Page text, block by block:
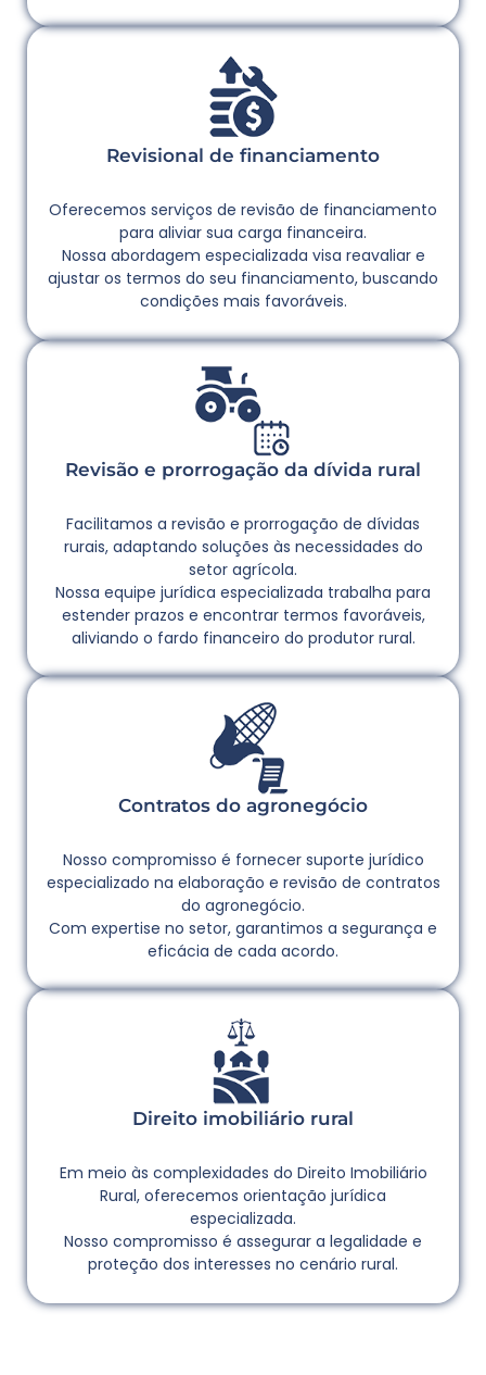
Revisional de financiamento
Oferecemos serviços de revisão de financiamento
para aliviar sua carga financeira.
Nossa abordagem especializada visa reavaliar e
ajustar os termos do seu financiamento, buscando
condições mais favoráveis.
Revisão e prorrogação da dívida rural
Facilitamos a revisão e prorrogação de dívidas
rurais, adaptando soluções às necessidades do
setor agrícola.
Nossa equipe jurídica especializada trabalha para
estender prazos e encontrar termos favoráveis,
aliviando o fardo financeiro do produtor rural.
Contratos do agronegócio
Nosso compromisso é fornecer suporte jurídico
especializado na elaboração e revisão de contratos
do agronegócio.
Com expertise no setor, garantimos a segurança e
eficácia de cada acordo.
Direito imobiliário rural
Em meio às complexidades do Direito Imobiliário
Rural, oferecemos orientação jurídica
especializada.
Nosso compromisso é assegurar a legalidade e
proteção dos interesses no cenário rural.